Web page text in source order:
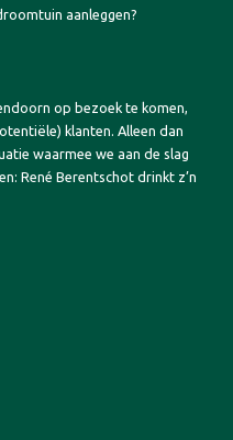
aanleggen?
op bezoek te komen,
klanten. Alleen dan
waarmee we aan de slag
René Berentschot drinkt z’n